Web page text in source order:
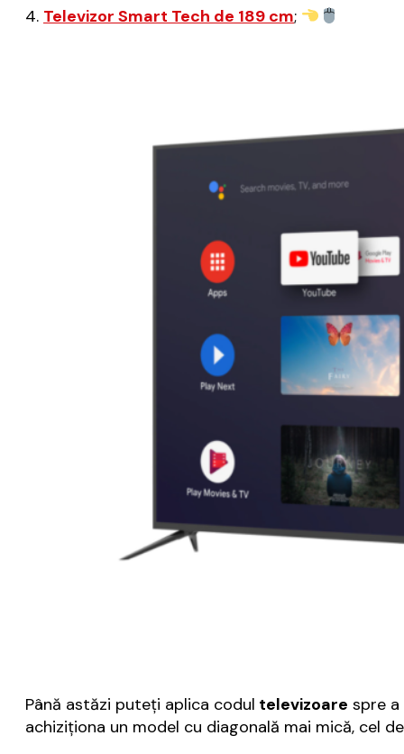
4. Televizor Smart Tech de 189 cm;
Până astăzi puteți aplica codul televizoare spre
achiziționa un model cu diagonală mai mică, cel